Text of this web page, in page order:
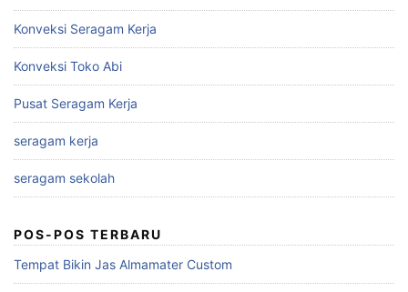
Konveksi Seragam Kerja
Konveksi Toko Abi
Pusat Seragam Kerja
seragam kerja
seragam sekolah
POS-POS TERBARU
Tempat Bikin Jas Almamater Custom